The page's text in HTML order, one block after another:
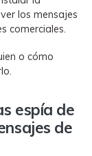
los mensajes
comerciales.
o cómo
espía de
de